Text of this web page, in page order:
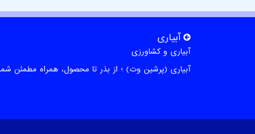
آبیاری
آبیاری و کشاورزی
آبیاری (پرشین وت) ؛ از بذر تا محصول، همراه مطمئن